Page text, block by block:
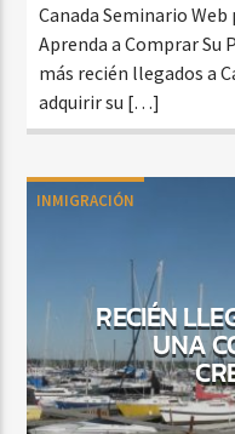
Canada Seminario
Aprenda a Comprar Su
más recién llegados a
adquirir su […]
INMIGRACIÓN
RECIÉN
UNA